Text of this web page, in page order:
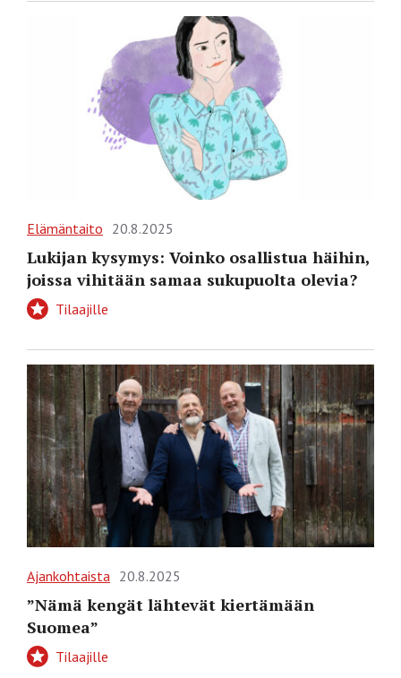
Elämäntaito 20.8.2025
Lukijan kysymys: Voinko osallistua häihin,
joissa vihitään samaa sukupuolta olevia?
Tilaajille
Ajankohtaista 20.8.2025
”Nämä kengät lähtevät kiertämään
Suomea”
Tilaajille